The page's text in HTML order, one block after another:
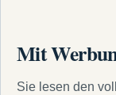
Mit
Sie lesen den